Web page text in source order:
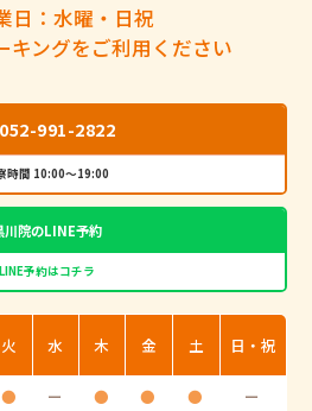
日：水曜・日祝
キングをご利用ください
991-2822
時間 10:00～19:00
川院のLINE予約
LINE予約はコチラ
火 水 木 金 土 日・祝
● ー ● ● ● ー